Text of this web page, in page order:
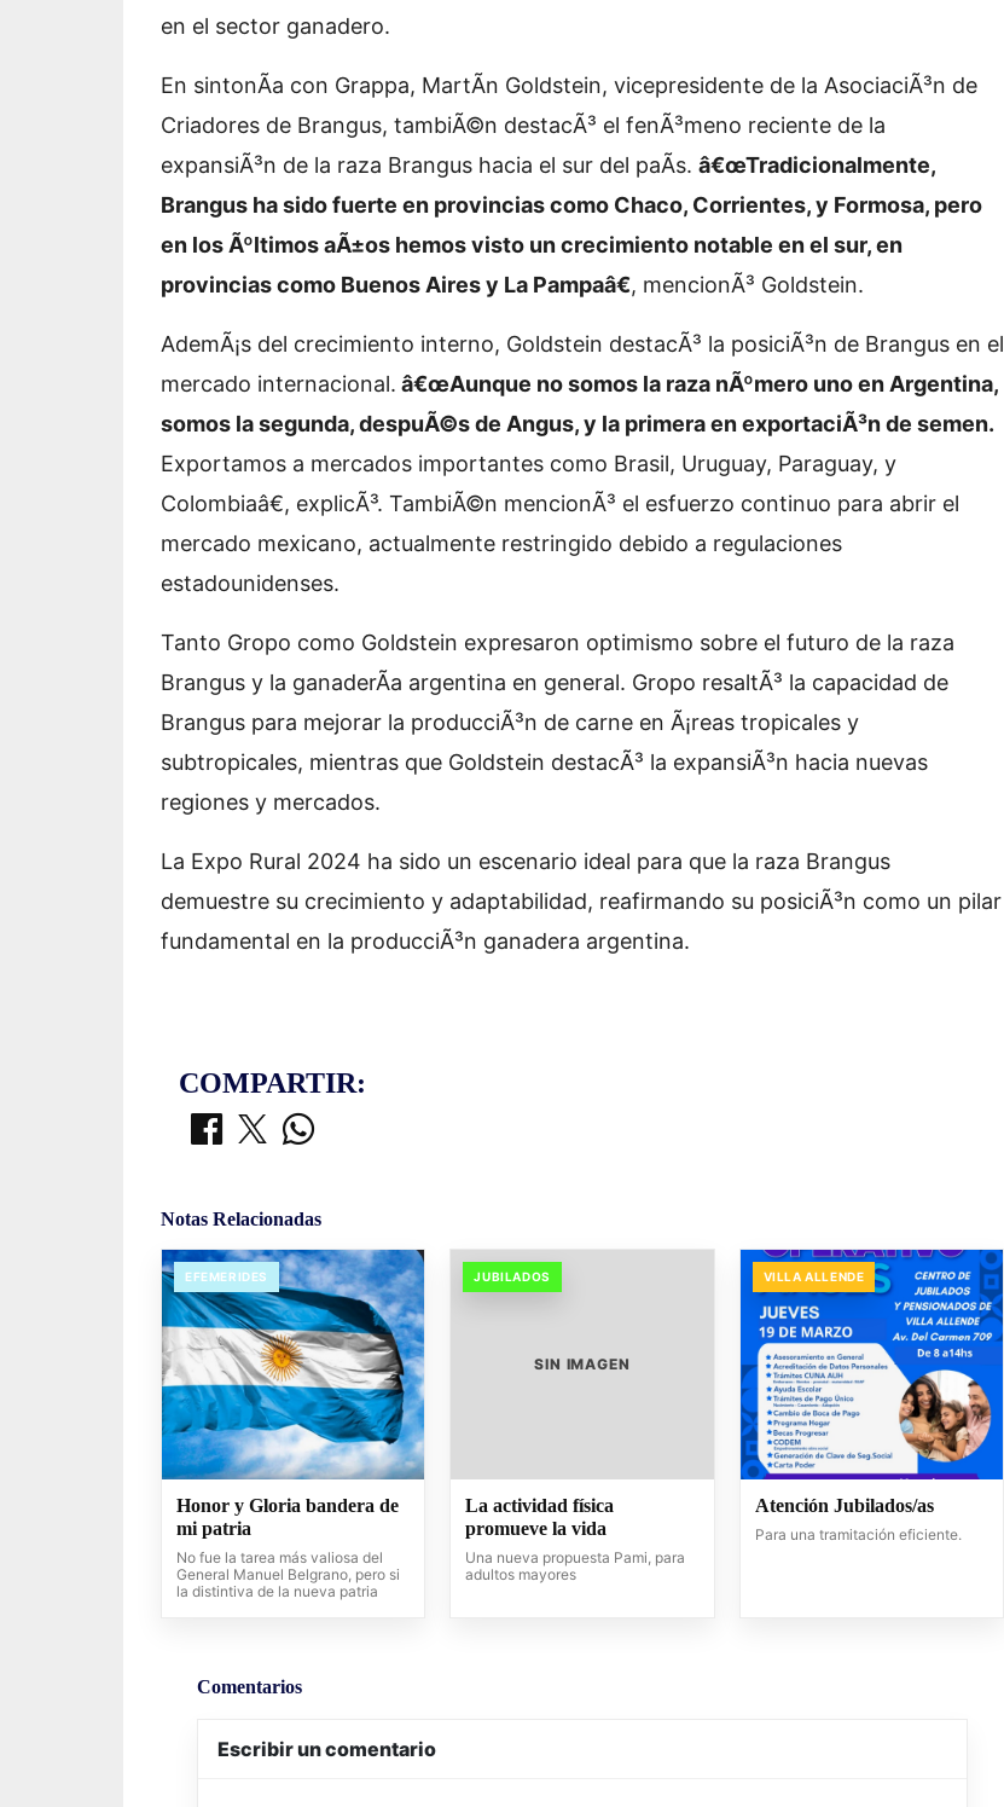
en el sector ganadero.
En sintonÃ­a con Grappa, MartÃ­n Goldstein, vicepresidente de la AsociaciÃ³n de
Criadores de Brangus, tambiÃ©n destacÃ³ el fenÃ³meno reciente de la
expansiÃ³n de la raza Brangus hacia el sur del paÃ­s. â€œTradicionalmente,
Brangus ha sido fuerte en provincias como Chaco, Corrientes, y Formosa, pero
en los Ãºltimos aÃ±os hemos visto un crecimiento notable en el sur, en
provincias como Buenos Aires y La Pampaâ€, mencionÃ³ Goldstein.
AdemÃ¡s del crecimiento interno, Goldstein destacÃ³ la posiciÃ³n de Brangus en el
mercado internacional. â€œAunque no somos la raza nÃºmero uno en Argentina,
somos la segunda, despuÃ©s de Angus, y la primera en exportaciÃ³n de semen.
Exportamos a mercados importantes como Brasil, Uruguay, Paraguay, y
Colombiaâ€, explicÃ³. TambiÃ©n mencionÃ³ el esfuerzo continuo para abrir el
mercado mexicano, actualmente restringido debido a regulaciones
estadounidenses.
Tanto Gropo como Goldstein expresaron optimismo sobre el futuro de la raza
Brangus y la ganaderÃ­a argentina en general. Gropo resaltÃ³ la capacidad de
Brangus para mejorar la producciÃ³n de carne en Ã¡reas tropicales y
subtropicales, mientras que Goldstein destacÃ³ la expansiÃ³n hacia nuevas
regiones y mercados.
La Expo Rural 2024 ha sido un escenario ideal para que la raza Brangus
demuestre su crecimiento y adaptabilidad, reafirmando su posiciÃ³n como un pilar
fundamental en la producciÃ³n ganadera argentina.
COMPARTIR:
Notas Relacionadas
EFEMERIDES
Honor y Gloria bandera de
mi patria
No fue la tarea más valiosa del
General Manuel Belgrano, pero si
la distintiva de la nueva patria
JUBILADOS
SIN IMAGEN
La actividad física
promueve la vida
Una nueva propuesta Pami, para
adultos mayores
VILLA ALLENDE
Atención Jubilados/as
Para una tramitación eficiente.
Comentarios
Escribir un comentario